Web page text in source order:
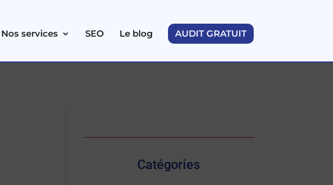
Nos services SEO Le blog AUDIT GRATUIT
Catégories